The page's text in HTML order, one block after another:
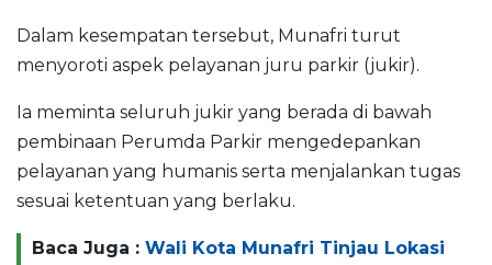
Dalam kesempatan tersebut, Munafri turut
menyoroti aspek pelayanan juru parkir (jukir).
Ia meminta seluruh jukir yang berada di bawah
pembinaan Perumda Parkir mengedepankan
pelayanan yang humanis serta menjalankan tugas
sesuai ketentuan yang berlaku.
Baca Juga : Wali Kota Munafri Tinjau Lokasi